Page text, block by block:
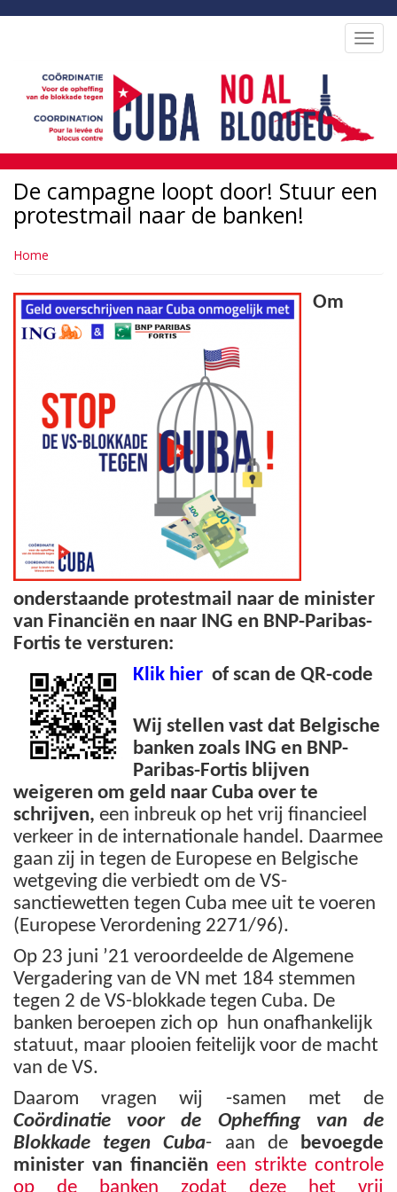
inhoud
De campagne loopt door! Stuur een
protestmail naar de banken!
Home
Om
onderstaande protestmail naar de minister
van Financiën en naar ING en BNP-Paribas-
Fortis te versturen:
Klik hier of scan de QR-code
Wij stellen vast dat Belgische
banken zoals ING en BNP-
Paribas-Fortis blijven
weigeren om geld naar Cuba over te
schrijven, een inbreuk op het vrij financieel
verkeer in de internationale handel. Daarmee
gaan zij in tegen de Europese en Belgische
wetgeving die verbiedt om de VS-
sanctiewetten tegen Cuba mee uit te voeren
(Europese Verordening 2271/96).
Op 23 juni ’21 veroordeelde de Algemene
Vergadering van de VN met 184 stemmen
tegen 2 de VS-blokkade tegen Cuba. De
banken beroepen zich op hun onafhankelijk
statuut, maar plooien feitelijk voor de macht
van de VS.
Daarom vragen wij -samen met de
Coördinatie voor de Opheffing van de
Blokkade tegen Cuba- aan de
bevoegde
minister van financiën een strikte controle
op de banken zodat deze het vrij